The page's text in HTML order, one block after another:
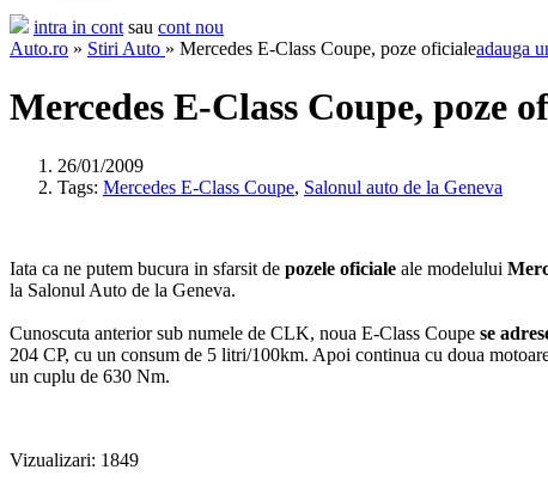
intra in cont sau cont nou
Auto.ro » Stiri Auto » Mercedes E-Class Coupe, poze oficialeadauga
Mercedes E-Class Coupe, poze
26/01/2009
Tags: Mercedes E-Class Coupe, Salonul auto de la Geneva
Iata ca ne putem bucura in sfarsit de pozele oficiale ale modelului
la Salonul Auto de la Geneva.
Cunoscuta anterior sub numele de CLK, noua E-Class Coupe se
204 CP, cu un consum de 5 litri/100km. Apoi continua cu doua
un cuplu de 630 Nm.
Vizualizari: 1849